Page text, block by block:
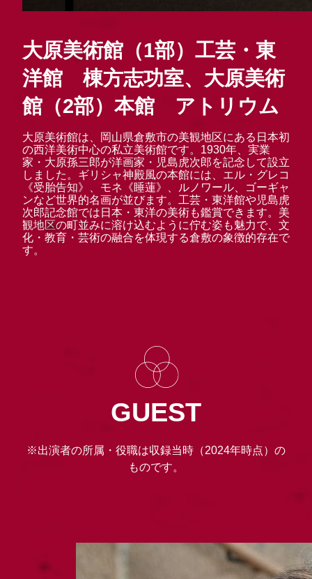
大原美術館（1部）工芸・東
洋館 棟方志功室、大原美術
館（2部）本館 アトリウム
大原美術館は、岡山県倉敷市の美観地区にある日本初
の西洋美術中心の私立美術館です。1930年、実業
家・大原孫三郎が洋画家・児島虎次郎を記念して設立
しました。ギリシャ神殿風の本館には、エル・グレコ
《受胎告知》、モネ《睡蓮》、ルノワール、ゴーギャ
ンなど世界的名画が並びます。工芸・東洋館や児島虎
次郎記念館では日本・東洋の美術も鑑賞できます。美
観地区の町並みに溶け込むように佇む姿も魅力で、文
化・教育・芸術の融合を体現する倉敷の象徴的存在で
す。
GUEST
※出演者の所属・役職は収録当時（2024年時点）の
ものです。